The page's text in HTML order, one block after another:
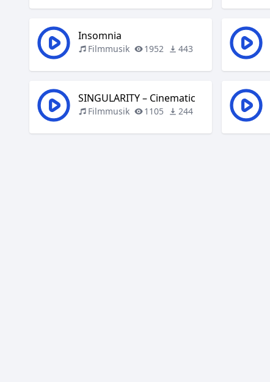
Insomnia
Filmmusik 1952 443
SINGULARITY – Cinematic
Filmmusik 1105 244